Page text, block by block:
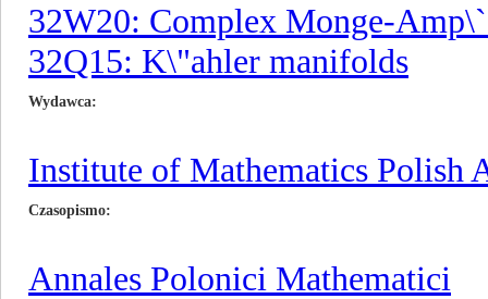
32W20: Complex Monge-
32Q15: K\"ahler manifolds
Wydawca
Institute of Mathematics Polish
Czasopismo
Annales Polonici Mathematici